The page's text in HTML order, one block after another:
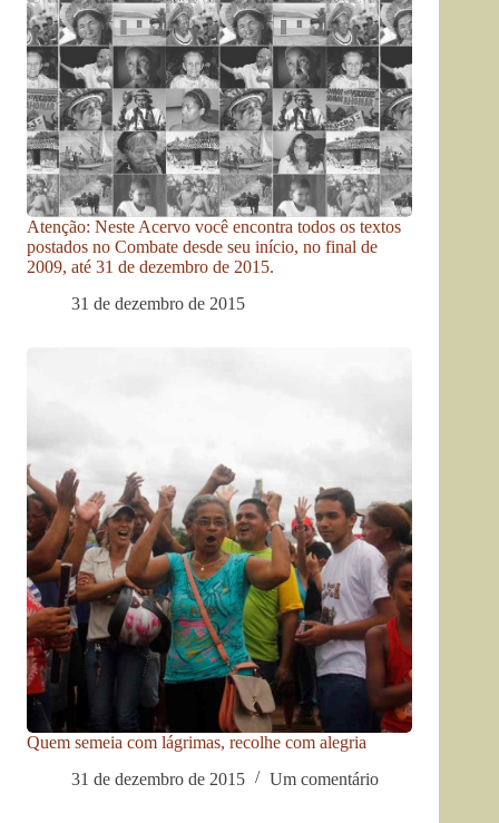
Atenção: Neste Acervo você encontra todos os textos
postados no Combate desde seu início, no final de
2009, até 31 de dezembro de 2015.
31 de dezembro de 2015
Quem semeia com lágrimas, recolhe com alegria
31 de dezembro de 2015
Um comentário